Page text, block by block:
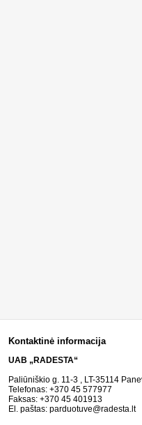
Kontaktinė informacija
UAB „RADESTA“
Paliūniškio g. 11-3 , LT-35114
Telefonas: +370 45 577977
Faksas: +370 45 401913
El. paštas: parduotuve@radesta.lt